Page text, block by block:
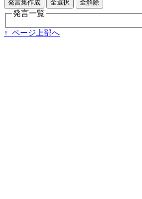
発言集作成 全選択 全解除
発言一覧
↑ ページ上部へ